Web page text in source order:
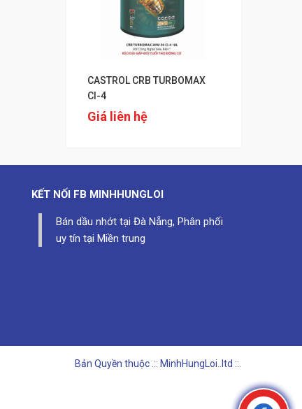
CASTROL CRB TURBOMAX
CI-4
Giá liên hệ
KẾT NỐI FB MINHHUNGLOI
Bán dầu nhớt tại Đà Nẵng, Phân phối
uy tín tại Miền trung
Bản Quyền thuộc .:: MinhHungLoi..ltd ::.